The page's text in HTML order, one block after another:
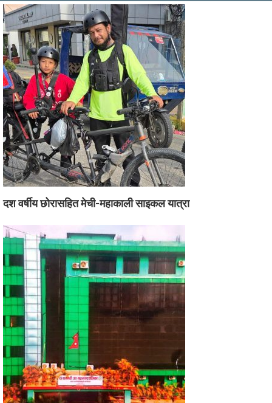
दश वर्षीय छोरासहित मेची-महाकाली साइकल यात्रा